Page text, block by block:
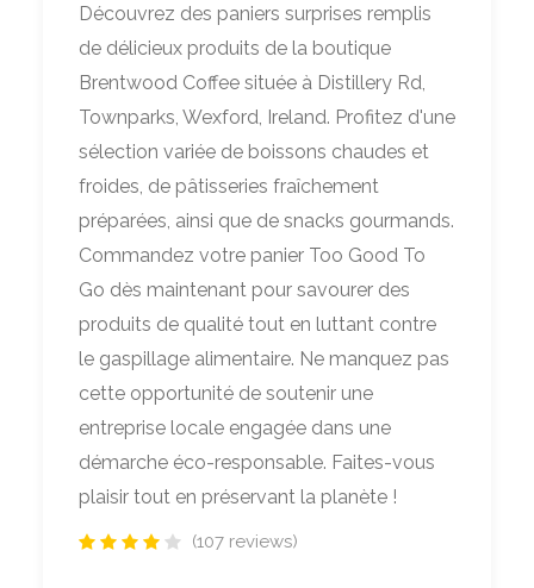
Découvrez des paniers surprises remplis
de délicieux produits de la boutique
Brentwood Coffee située à Distillery Rd,
Townparks, Wexford, Ireland. Profitez d'une
sélection variée de boissons chaudes et
froides, de pâtisseries fraîchement
préparées, ainsi que de snacks gourmands.
Commandez votre panier Too Good To
Go dès maintenant pour savourer des
produits de qualité tout en luttant contre
le gaspillage alimentaire. Ne manquez pas
cette opportunité de soutenir une
entreprise locale engagée dans une
démarche éco-responsable. Faites-vous
plaisir tout en préservant la planète !
(107 reviews)